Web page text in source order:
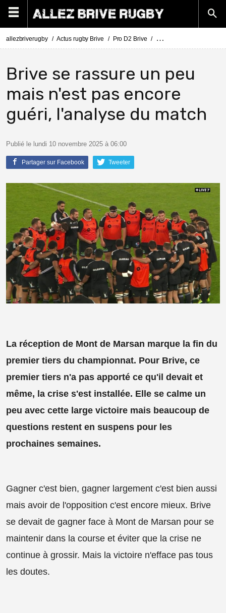
allezbriverugby Actus rugby Brive Pro D2 Brive Pro D2 Brive - Mont de
Brive se rassure un peu
mais n'est pas encore
guéri, l'analyse du match
Publié le lundi 10 novembre 2025 à 06:00
Partager sur Facebook Tweeter
La réception de Mont de Marsan marque la fin du
premier tiers du championnat. Pour Brive, ce
premier tiers n'a pas apporté ce qu'il devait et
même, la crise s'est installée. Elle se calme un
peu avec cette large victoire mais beaucoup de
questions restent en suspens pour les
prochaines semaines.
Gagner c'est bien, gagner largement c'est bien aussi
mais avoir de l'opposition c'est encore mieux. Brive
se devait de gagner face à Mont de Marsan pour se
maintenir dans la course et éviter que la crise ne
continue à grossir. Mais la victoire n'efface pas tous
les doutes.